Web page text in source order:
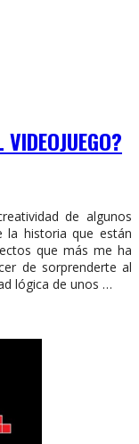
de algunos
historia que están
que más me ha
de sorprenderte al
lógica de unos …